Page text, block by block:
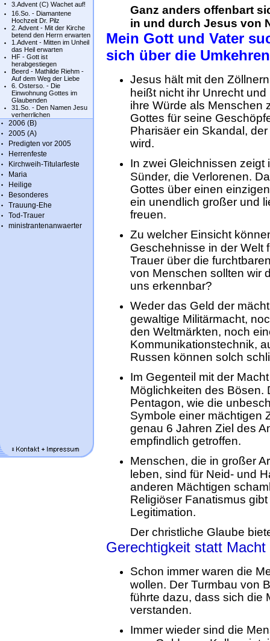
3.Advent (C) Wachet auf!
16.So. - Diamantene
Hochzeit Dr. Pilz
2. Advent - Mit der Kirche
betend den Herrn erwarten
1.Advent - Mitten im Unheil
das Heil erwarten
HF - Gott ist
herabgestiegen
Beerd - Mathilde Riehm -
Auf dem Weg der Liebe
6. Osterso. - Die
Einwohnung Gottes im
Glaubenden
31.So. - Den Namen Jesu
verherrlichen
2006 (B)
2005 (A)
Predigten vor 2005
Herrenfeste
Kirchweih-Titularfeste
Maria
Heilige
Besonderes
Trauung-Ehe
Tod-Trauer
ministrantenanwaerter
Ganz anders offenbart
in und durch Jesus von
Mein Gott und Vater
sich über die
Jesus hält mit den
heißt nicht ihr Unrecht
ihre Würde als Menschen
Gottes für seine
Pharisäer ein Skandal,
wird.
In zwei Gleichnissen
Sünder, die Verlorenen.
Gottes über einen
ein unendlich großer und
freuen.
Zu welcher Einsicht
Geschehnisse in der Welt
Trauer über die
von Menschen sollten wir
uns erkennbar?
Weder das Geld der
gewaltige Militärmacht,
den Weltmärkten, noch
Kommunikationstechnik,
Russen können solch
Im Gegenteil mit der
Möglichkeiten des Bösen.
Pentagon, wie die
Symbole einer mächtigen
genau 6 Jahren Ziel des
empfindlich getroffen.
Menschen, die in großer
leben, sind für Neid- und
anderen Mächtigen
Religiöser Fanatismus
Legitimation.
Der christliche Glaube
Gerechtigkeit statt Macht
Schon immer waren die
wollen. Der Turmbau von
führte dazu, dass sich die
verstanden.
Immer wieder sind die